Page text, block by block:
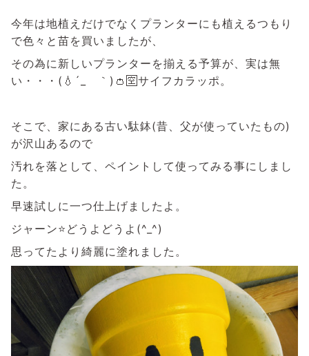
今年は地植えだけでなくプランターにも植えるつもり
で色々と苗を買いましたが、
その為に新しいプランターを揃える予算が、実は無
い・・・(💧´_ゝ｀)👛🈳サイフカラッポ。
そこで、家にある古い駄鉢(昔、父が使っていたもの)
が沢山あるので
汚れを落として、ペイントして使ってみる事にしまし
た。
早速試しに一つ仕上げましたよ。
ジャーン⭐どうよどうよ(^_^)
思ってたより綺麗に塗れました。